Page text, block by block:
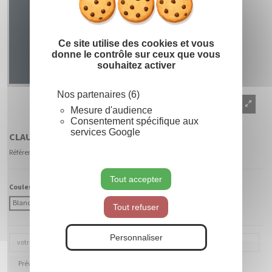
Ce site utilise des cookies et vous
donne le contrôle sur ceux que vous
souhaitez activer
Nos partenaires (6)
Mesure d'audience
Consentement spécifique aux
services Google
Tout accepter
Tout refuser
Personnaliser
CLAUSTRA PIC 2D
Référence
Couleur Fibre :
Blanc
Prévenez-moi lorsque le produit est disponible